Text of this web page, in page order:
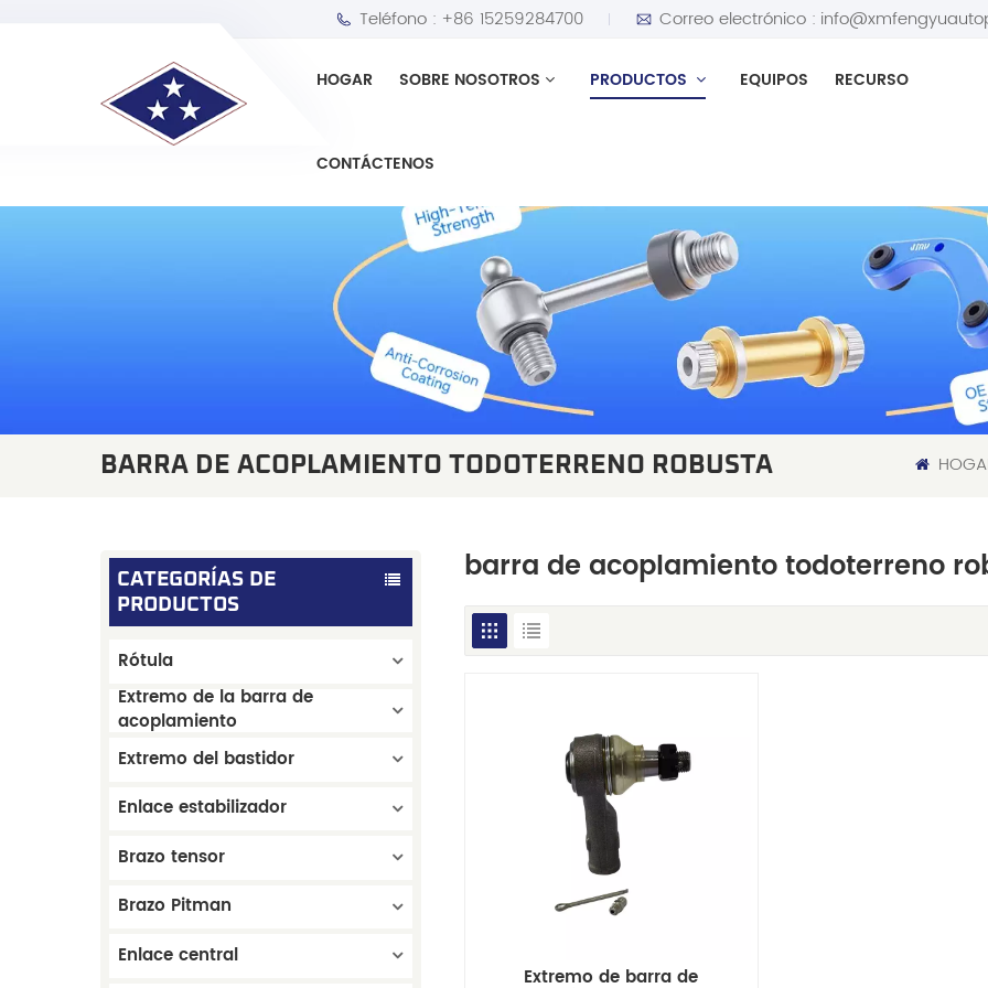
Teléfono : +86 15259284700 Correo electrónico :
HOGAR SOBRE NOSOTROS PRODUCTOS EQUIPOS RECURSO
CONTÁCTENOS
BARRA DE ACOPLAMIENTO TODOTERRENO ROBUSTA
CATEGORÍAS DE
PRODUCTOS
Rótula
Extremo de la barra de
acoplamiento
Extremo del bastidor
Enlace estabilizador
Brazo tensor
Brazo Pitman
Enlace central
barra de acoplamiento todoterreno
Extremo de barra de